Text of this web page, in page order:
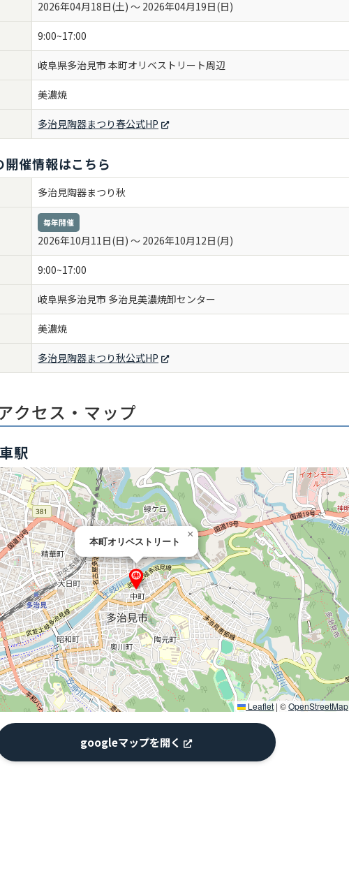
2026年04月18日(土) 〜 2026年04月19日(日)
9:00~17:00
岐阜県多治見市 本町オリベストリート周辺
美濃焼
多治見陶器まつり春公式HP
催情報はこちら
多治見陶器まつり秋
毎年開催
2026年10月11日(日) 〜 2026年10月12日(月)
9:00~17:00
岐阜県多治見市 多治見美濃焼卸センター
美濃焼
多治見陶器まつり秋公式HP
クセス・マップ
駅
本町オリベストリート
×
Leaflet | ©OpenStreetMap
googleマップを開く